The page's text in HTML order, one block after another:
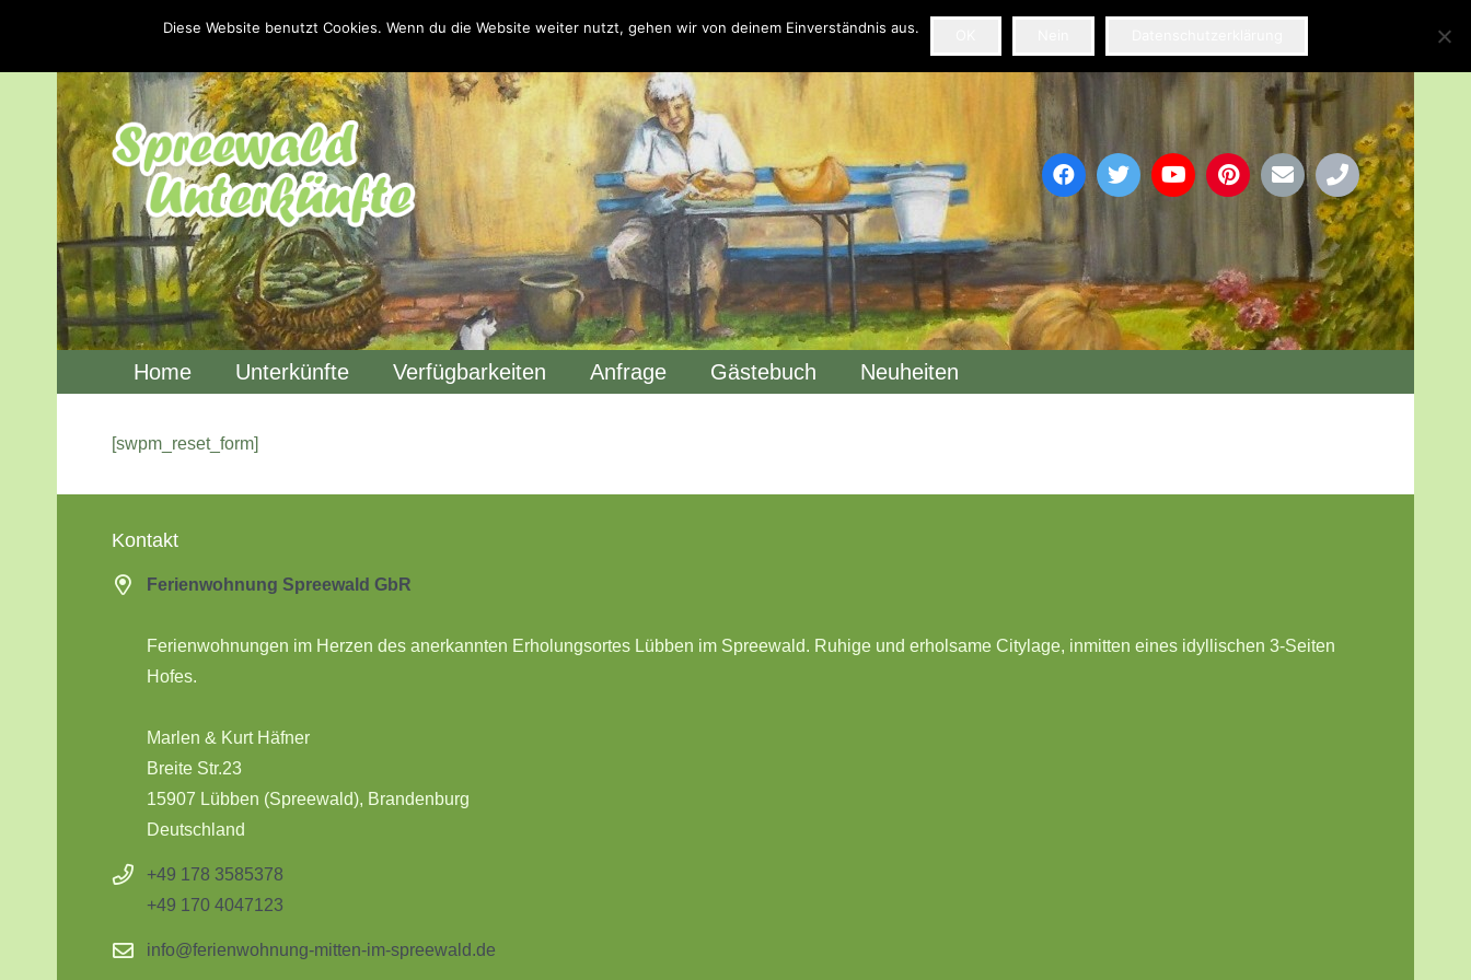
Home Unterkünfte Verfügbarkeiten Anfrage Gästebuch Neuheiten
[swpm_reset_form]
Kontakt
Ferienwohnung Spreewald GbR
Ferienwohnungen im Herzen des anerkannten Erholungsortes Lübben im Spreewald. Ruhige und erholsame Citylage, inmitten eines idyllischen 3-Seiten
Hofes.
Marlen & Kurt Häfner
Breite Str.23
15907 Lübben (Spreewald), Brandenburg
Deutschland
+49 178 3585378
+49 170 4047123
info@ferienwohnung-mitten-im-spreewald.de
Diese Website benutzt Cookies. Wenn du die Website weiter nutzt, gehen wir von deinem Einverständnis aus.